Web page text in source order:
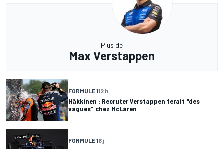
Plus de
Max Verstappen
FORMULE 112 h
Häkkinen : Recruter Verstappen ferait "des
vagues" chez McLaren
FORMULE 16 j